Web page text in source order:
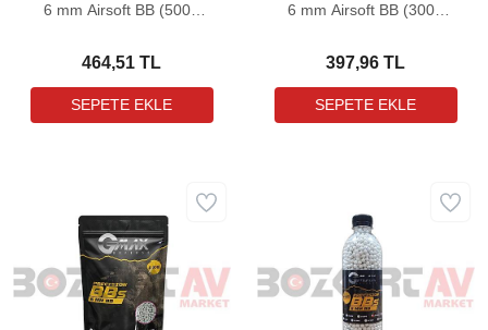
6 mm Airsoft BB (5000
464,51 TL
6 mm Airsoft BB (3000
397,96 TL